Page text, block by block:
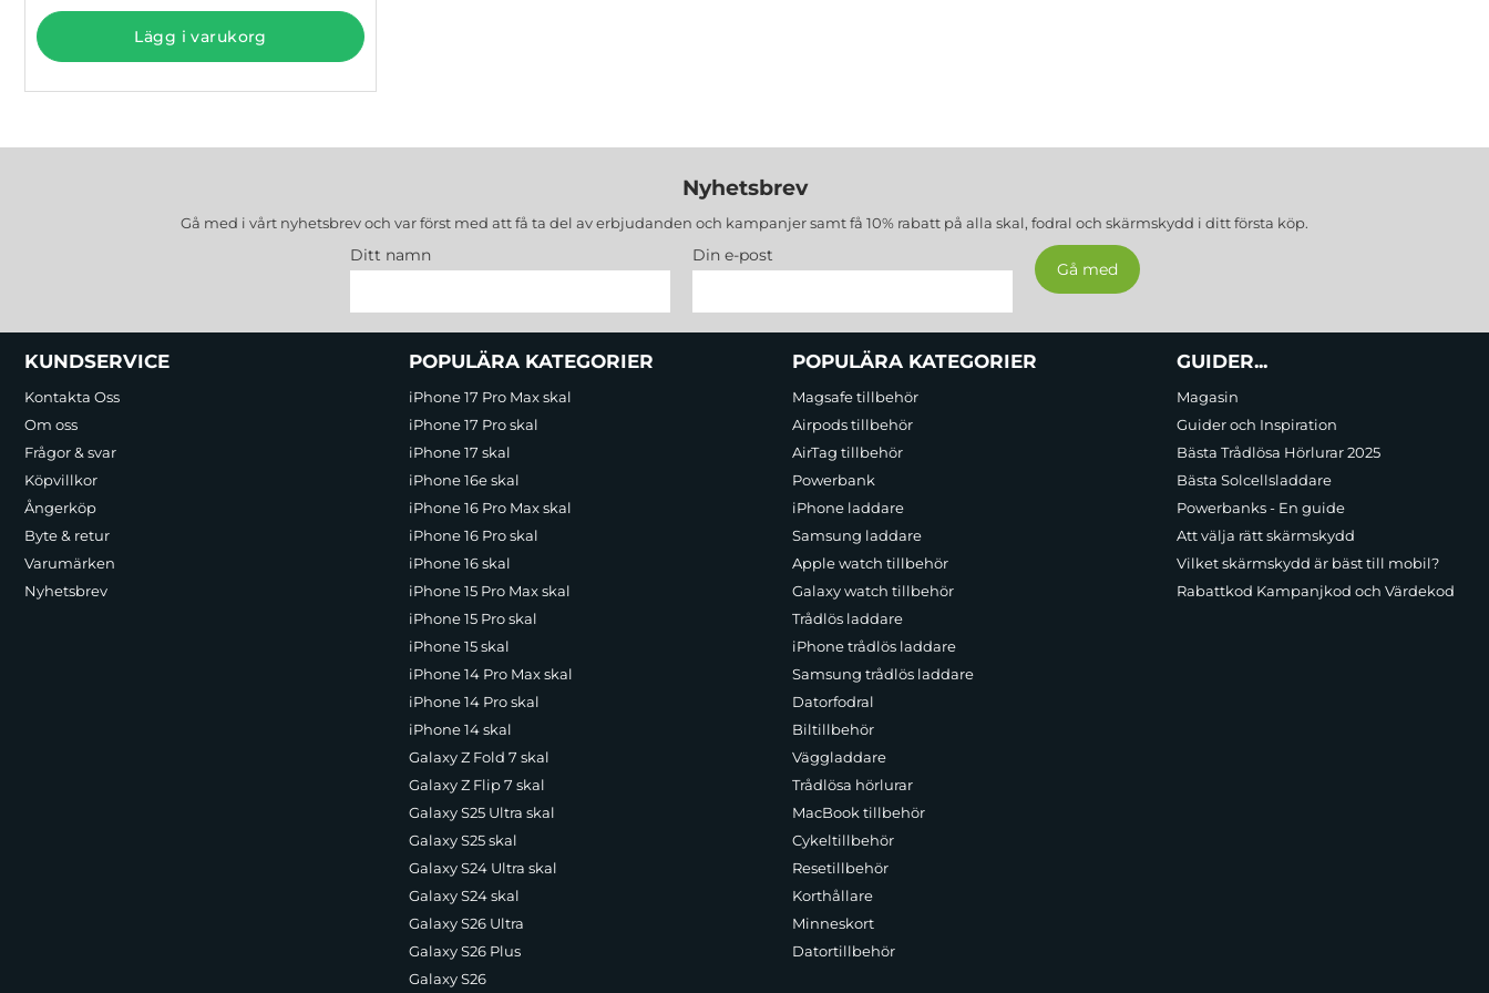
Lägg i varukorg
Nyhetsbrev
Gå med i vårt nyhetsbrev och var först med att få ta del av erbjudanden och kampanjer samt få 10% rabatt på alla skal, fodral och skärmskydd i ditt första köp.
Ditt namn Din e-post
Sidfot Blandad info och länkar
KUNDSERVICE
Kontakta Oss
Om oss
Frågor & svar
Köpvillkor
Ångerköp
Byte & retur
Varumärken
Nyhetsbrev
POPULÄRA KATEGORIER
iPhone 17 Pro Max skal
iPhone 17 Pro skal
iPhone 17 skal
iPhone 16e skal
iPhone 16 Pro Max skal
iPhone 16 Pro skal
iPhone 16 skal
iPhone 15 Pro Max skal
iPhone 15 Pro skal
iPhone 15 skal
iPhone 14 Pro Max skal
iPhone 14 Pro skal
iPhone 14 skal
Galaxy Z Fold 7 skal
Galaxy Z Flip 7 skal
Galaxy S25 Ultra skal
Galaxy S25 skal
Galaxy S24 Ultra skal
Galaxy S24 skal
Galaxy S26 Ultra
Galaxy S26 Plus
Galaxy S26
POPULÄRA KATEGORIER
Magsafe tillbehör
Airpods tillbehör
AirTag tillbehör
Powerbank
iPhone laddare
Samsung laddare
Apple watch tillbehör
Galaxy watch tillbehör
Trådlös laddare
iPhone trådlös laddare
Samsung trådlös laddare
Datorfodral
Biltillbehör
Väggladdare
Trådlösa hörlurar
MacBook tillbehör
Cykeltillbehör
Resetillbehör
Korthållare
Minneskort
Datortillbehör
GUIDER...
Magasin
Guider och Inspiration
Bästa Trådlösa Hörlurar 2025
Bästa Solcellsladdare
Powerbanks - En guide
Att välja rätt skärmskydd
Vilket skärmskydd är bäst till mobil?
Rabattkod Kampanjkod och Värdekod